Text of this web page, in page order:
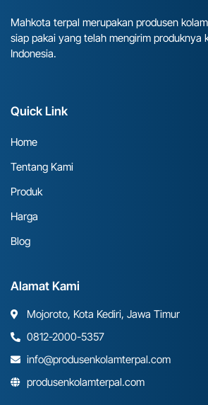
Mahkota terpal merupakan produsen
siap pakai yang telah mengirim produknya
Indonesia.
Quick Link
Home
Tentang Kami
Produk
Harga
Blog
Alamat Kami
Mojoroto, Kota Kediri, Jawa Timur
0812-2000-5357
info@produsenkolamterpal.com
produsenkolamterpal.com